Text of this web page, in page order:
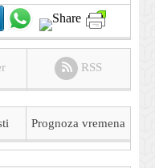
RSS
Prognoza vremena